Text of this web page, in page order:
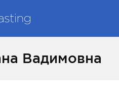
Вадимовна